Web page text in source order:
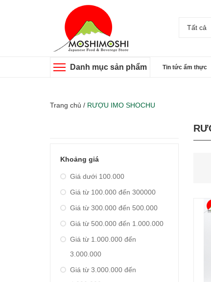
Tất cả
Danh mục sản phẩm Tin tức ẩm thực
Trang chủ / RƯỢU IMO SHOCHU
Khoảng giá
Giá dưới 100.000
Giá từ 100.000 đến 300000
Giá từ 300.000 đến 500.000
Giá từ 500.000 đến 1.000.000
Giá từ 1.000.000 đến
3.000.000
Giá từ 3.000.000 đến